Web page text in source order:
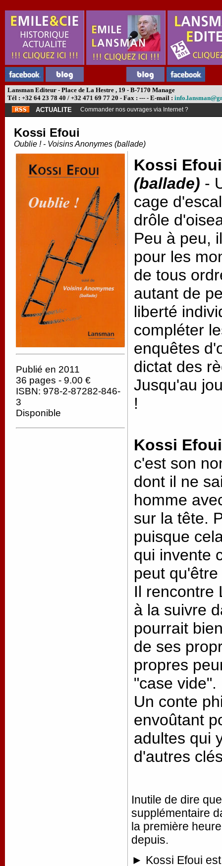
Lansman Editeur - Place de La Hestre , 19 - B-7170 Manage
Tél : +32 64 23 78 40 / +32 471 69 77 20 - Fax : --- - E-mail :
ACTUALITE
Commander nos ouvrages via Internet ?
Kossi Efoui
Oublie ! - Voisins Anonymes (ballade)
Publié en 2011
36 pages - 9.00 €
ISBN: 978-2-87282-846-
3
Disponible
Kossi
(ballade) -
cage
drôle
Peu à peu,
pour les
de tous
autant de
liberté
compléter
enquêtes
dictat des
Jusqu'au
!
Kossi
c'est son
dont il ne
homme
sur la tête.
puisque
qui invente
peut
Il rencontre
à la suivre
pourrait
de ses
propres
"case vide".
Un conte
envoûtant
adultes qui
d'autres
Inutile de dire
supplémentaire
la première
depuis.
► Kossi Efoui